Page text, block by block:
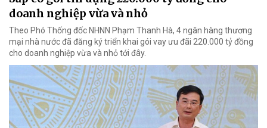
doanh nghiệp vừa và nhỏ
Theo Phó Thống đốc NHNN Phạm Thanh Hà, 4 ngân hàng thương
mại nhà nước đã đăng ký triển khai gói vay ưu đãi 220.000 tỷ đồng
cho doanh nghiệp vừa và nhỏ tới đây.